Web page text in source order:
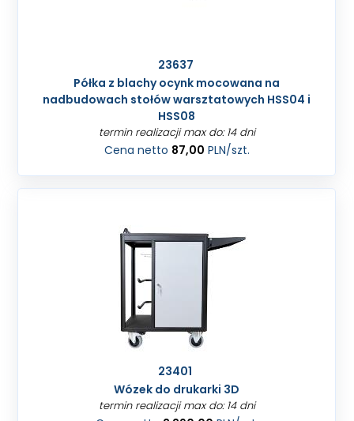
23637
Półka z blachy ocynk mocowana na
nadbudowach stołów warsztatowych HSS04 i
HSS08
termin realizacji max do: 14 dni
Cena netto 87,00 PLN/szt.
23401
Wózek do drukarki 3D
termin realizacji max do: 14 dni